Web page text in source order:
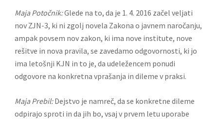
Maja Potočnik:Glede na to, da je 1. 4. 2016 začel veljati
nov ZJN-3, ki ni zgolj novela Zakona o javnem naročanju,
ampak povsem nov zakon, ki ima nove institute, nove
rešitve in nova pravila, se zavedamo odgovornosti, ki jo
ima letošnji KJN in to je, da udeležencem ponudi
odgovore na konkretna vprašanja in dileme v praksi.
Maja Prebil:Dejstvo je namreč, da se konkretne dileme
odpirajo sproti in da jih bo, vsaj v prvem letu uporabe